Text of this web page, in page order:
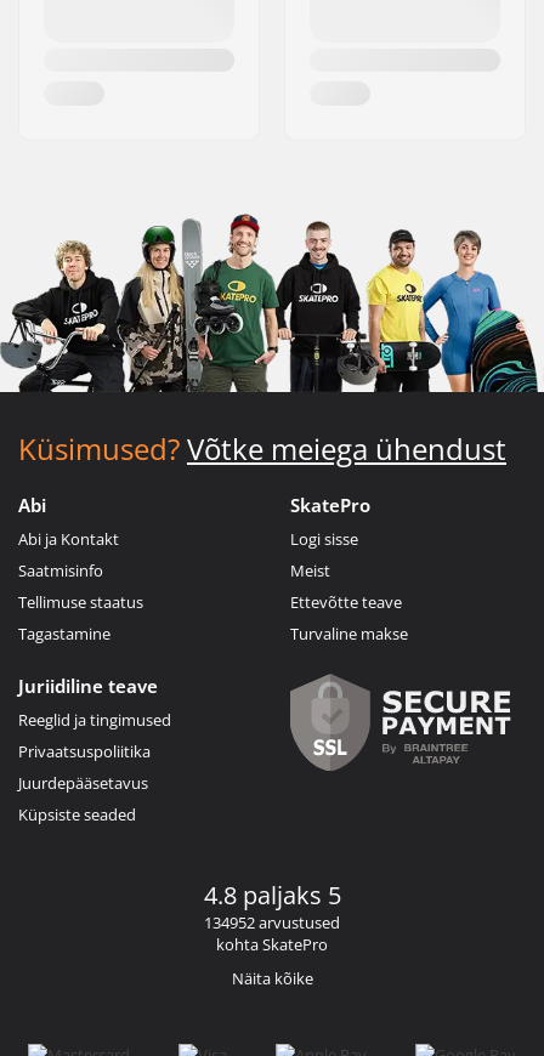
Küsimused?Võtke meiega ühendust
Abi
Abi ja Kontakt
Saatmisinfo
Tellimuse staatus
Tagastamine
SkatePro
Logi sisse
Meist
Ettevõtte teave
Turvaline makse
Juriidiline teave
Reeglid ja tingimused
Privaatsuspoliitika
Juurdepääsetavus
Küpsiste seaded
4.8 paljaks 5
134952 arvustused
kohta SkatePro
Näita kõike